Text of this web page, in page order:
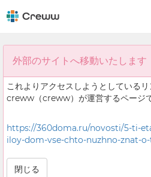
外部のサイトへ移動いたします
これよりアクセスしようとしているリ
creww（creww）が運営するページで
https://360doma.ru/novosti/5-ti-
iloy-dom-vse-chto-nuzhno-znat-
閉じる